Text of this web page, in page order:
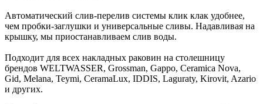
Автоматический слив-перелив системы клик клак удобнее,
чем пробки-заглушки и универсальные сливы. Надавливая на
крышку, мы приостанавливаем слив воды.
Подходит для всех накладных раковин на столешницу
брендов WELTWASSER, Grossman, Gappo, Ceramica Nova,
Gid, Melana, Teymi, CeramaLux, IDDIS, Laguraty, Kirovit, Azario
и других.